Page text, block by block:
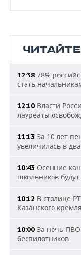
12:38 78%
стать
12:10 Власти
лауреаты
11:13 За 10 лет
увеличилась в
10:43 Осенние
школьников
10:12 В столице
Казанского
10:00 За ночь ПВО
беспилотников